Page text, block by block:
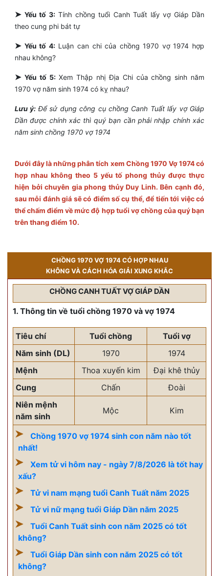
➤ Yếu tố 3:Tính chồng tuổi Canh Tuất lấy vợ Giáp Dần
theo cung phi bát tự
➤ Yếu tố 4:Luận can chi của chồng 1970 vợ 1974 hợp
nhau không?
➤ Yếu tố 5:Xem Thập nhị Địa Chi của chồng sinh năm
1970 vợ năm sinh 1974 có kỵ nhau?
Lưu ý: Để sử dụng công cụ chồng Canh Tuất lấy vợ Giáp
Dần được chính xác thì quý bạn cần phải nhập chính xác
năm sinh chồng 1970 vợ 1974
Dưới đây là những phân tích xem Chồng 1970 Vợ 1974 có
hợp nhau không theo 5 yếu tố phong thủy được thực
hiện bởi chuyên gia phong thủy Duy Linh. Bên cạnh đó,
sau mỗi đánh giá sẽ có điểm số cụ thể, để tiến tới việc có
thể chấm điểm về mức độ hợp tuổi vợ chồng của quý bạn
trên thang điểm 10.
CHỒNG 1970 VỢ 1974 CÓ HỢP NHAU
KHÔNG VÀ CÁCH HÓA GIẢI XUNG KHẮC
CHỒNG CANH TUẤT VỢ GIÁP DẦN
1. Thông tin về tuổi chồng 1970 và vợ 1974
Tiêu chí Tuổi chồng
Tuổi vợ
Năm sinh (DL)
1970
1974
Mệnh
Thoa xuyến kim
Đại khê thủy
Cung
Chấn
Đoài
Niên mệnh
năm sinh
Mộc Kim
Chồng 1970 vợ 1974 sinh con năm nào tốt
nhất!
Xem tử vi hôm nay - ngày 7/8/2026 là tốt hay
xấu?
Tử vi nam mạng tuổi Canh Tuất năm 2025
Tử vi nữ mạng tuổi Giáp Dần năm 2025
Tuổi Canh Tuất sinh con năm 2025 có tốt
không?
Tuổi Giáp Dần sinh con năm 2025 có tốt
không?